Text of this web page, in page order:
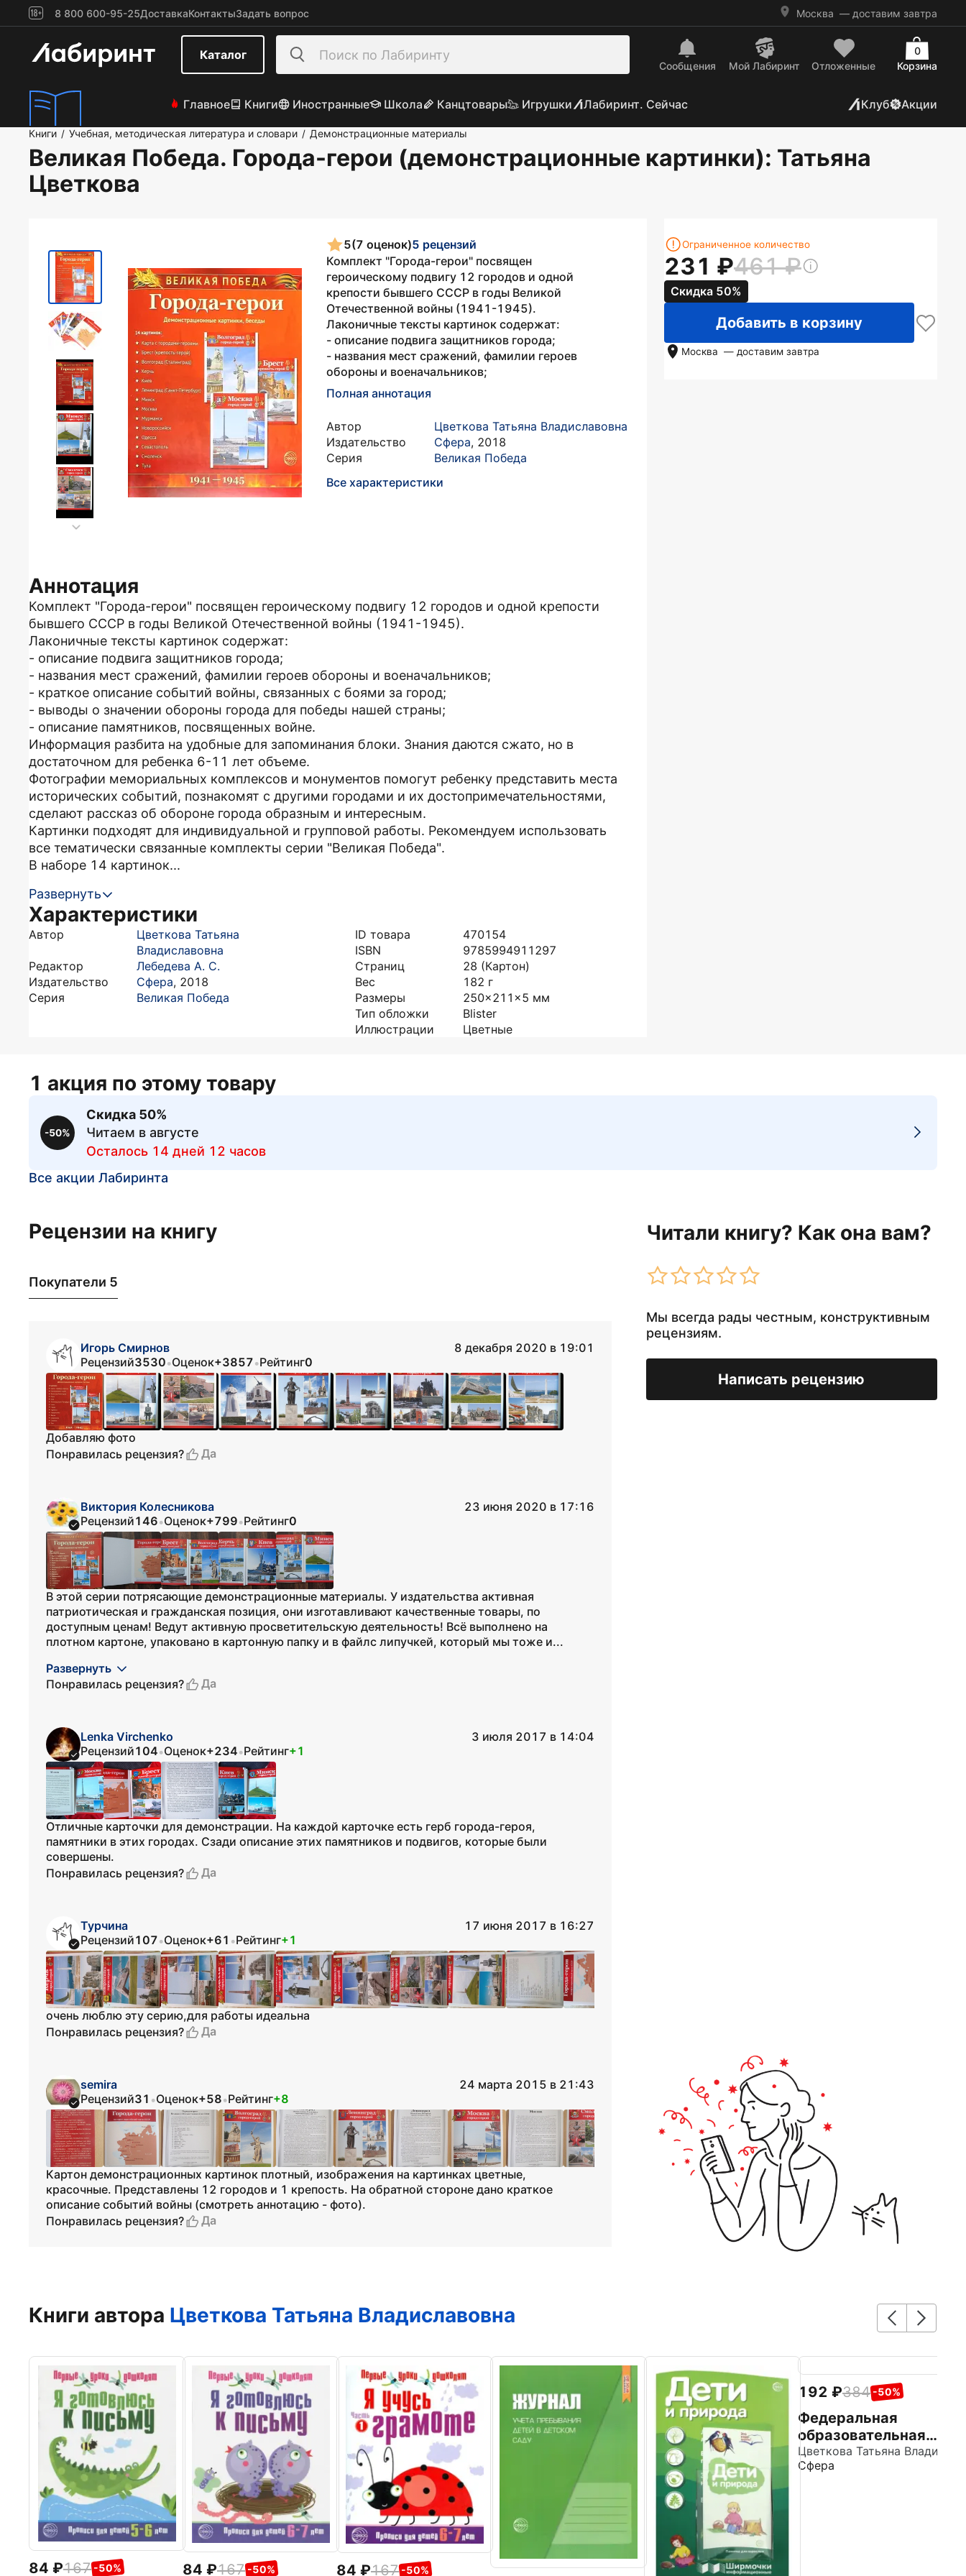
8 800 600-95-25ДоставкаКонтактыЗадать вопрос Москва — доставим завтра
Каталог
Сообщения Mой Лабиринт Отложенные Корзина
0
Главное Книги Иностранные Школа Канцтовары Игрушки Лабиринт. Сейчас Клуб Акции
Книги / Учебная, методическая литература и словари / Демонстрационные материалы
Великая Победа. Города-герои (демонстрационные картинки): Татьяна
Цветкова
5(7 оценок)5 рецензий
Комплект "Города-герои" посвящен
героическому подвигу 12 городов и одной
крепости бывшего СССР в годы Великой
Отечественной войны (1941-1945).
Лаконичные тексты картинок содержат:
- описание подвига защитников города;
- названия мест сражений, фамилии героев
обороны и военачальников;
Полная аннотация
Автор
Цветкова Татьяна Владиславовна
Издательство
Сфера, 2018
Серия
Великая Победа
Все характеристики
Аннотация
Комплект "Города-герои" посвящен героическому подвигу 12 городов и одной крепости
бывшего СССР в годы Великой Отечественной войны (1941-1945).
Лаконичные тексты картинок содержат:
- описание подвига защитников города;
- названия мест сражений, фамилии героев обороны и военачальников;
- краткое описание событий войны, связанных с боями за город;
- выводы о значении обороны города для победы нашей страны;
- описание памятников, посвященных войне.
Информация разбита на удобные для запоминания блоки. Знания даются сжато, но в
достаточном для ребенка 6-11 лет объеме.
Фотографии мемориальных комплексов и монументов помогут ребенку представить места
исторических событий, познакомят с другими городами и их достопримечательностями,
сделают рассказ об обороне города образным и интересным.
Картинки подходят для индивидуальной и групповой работы. Рекомендуем использовать
все тематически связанные комплекты серии "Великая Победа".
В наборе 14 картинок...
Развернуть
Характеристики
Автор
Цветкова Татьяна
Владиславовна
Редактор
Лебедева А. С.
Издательство
Сфера, 2018
Серия
Великая Победа
ID товара
470154
ISBN
9785994911297
Страниц
28 (Картон)
Вес
182 г
Размеры
250x211x5 мм
Тип обложки
Blister
Иллюстрации
Цветные
Ограниченное количество
231 461
Скидка 50%
Добавить в корзину
Москва — доставим завтра
1 акция по этому товару
-50%
Скидка 50%
Читаем в августе
Осталось 14 дней 12 часов
Все акции Лабиринта
Рецензии на книгу Читали книгу? Как она вам?
Мы всегда рады честным, конструктивным
рецензиям.
Написать рецензию
Покупатели 5
Игорь Смирнов
8 декабря 2020 в 19:01
Рецензий3530•Оценок+3857•Рейтинг0
Добавляю фото
Понравилась рецензия?
Да
Виктория Колесникова
23 июня 2020 в 17:16
Рецензий146•Оценок+799•Рейтинг0
В этой серии потрясающие демонстрационные материалы. У издательства активная
патриотическая и гражданская позиция, они изготавливают качественные товары, по
доступным ценам! Ведут активную просветительскую деятельность! Всё выполнено на
плотном картоне, упаковано в картонную папку и в файлс липучкей, который мы тоже и...
Развернуть
Понравилась рецензия?
Да
Lenka Virchenko
3 июля 2017 в 14:04
Рецензий104•Оценок+234•Рейтинг+1
Отличные карточки для демонстрации. На каждой карточке есть герб города-героя,
памятники в этих городах. Сзади описание этих памятников и подвигов, которые были
совершены.
Понравилась рецензия?
Да
Турчина
17 июня 2017 в 16:27
Рецензий107•Оценок+61 •Рейтинг+1
очень люблю эту серию,для работы идеальна
Понравилась рецензия?
Да
semira
24 марта 2015 в 21:43
Рецензий31 •Оценок+58•Рейтинг+8
Картон демонстрационных картинок плотный, изображения на картинках цветные,
красочные. Представлены 12 городов и 1 крепость. На обратной стороне дано краткое
описание событий войны (смотреть аннотацию - фото).
Понравилась рецензия?
Да
Книги автора Цветкова Татьяна Владиславовна
84 167 -50% 84 167 -50% 84 167 -50%
192 384 -50%
Федеральная
образовательная
программа
дошкольного
Сфера